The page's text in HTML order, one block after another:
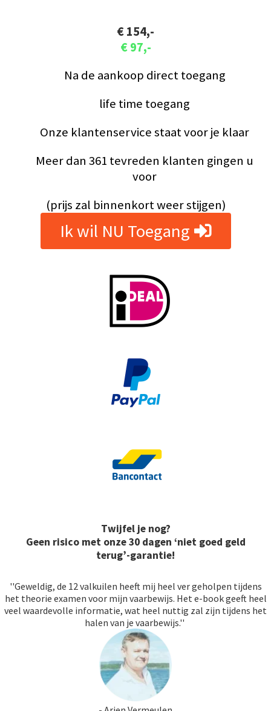
€ 154,-
€ 97,-
Na de aankoop direct toegang
life time toegang
Onze klantenservice staat voor je klaar
Meer dan 361 tevreden klanten gingen u
voor
(prijs zal binnenkort weer stijgen)
Ik wil NU Toegang
Twijfel je nog?
Geen risico met onze 30 dagen ‘niet goed geld
terug’-garantie!
''Geweldig, de 12 valkuilen heeft mij heel ver geholpen tijdens
het theorie examen voor mijn vaarbewijs. Het e-book geeft heel
veel waardevolle informatie, wat heel nuttig zal zijn tijdens het
halen van je vaarbewijs.''